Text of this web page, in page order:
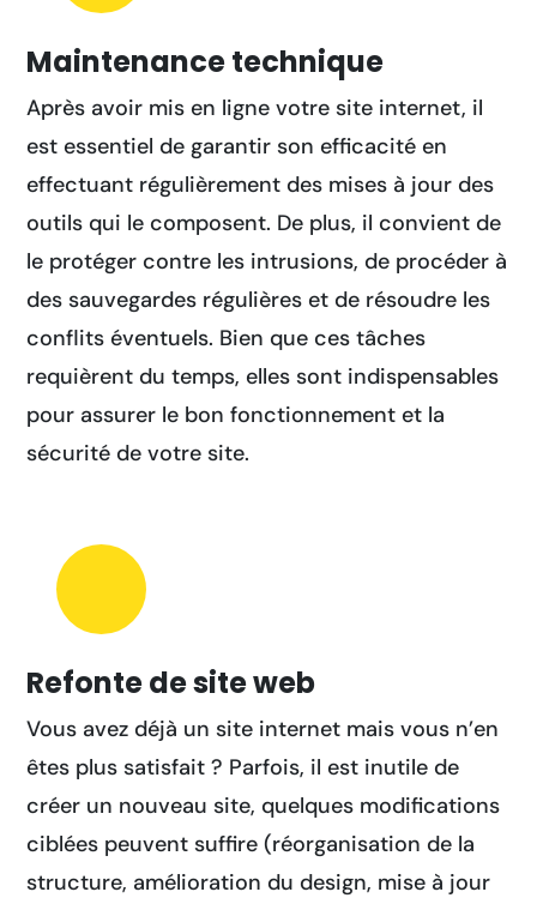
Maintenance technique
Après avoir mis en ligne votre site internet, il
est essentiel de garantir son efficacité en
effectuant régulièrement des mises à jour des
outils qui le composent. De plus, il convient de
le protéger contre les intrusions, de procéder à
des sauvegardes régulières et de résoudre les
conflits éventuels. Bien que ces tâches
requièrent du temps, elles sont indispensables
pour assurer le bon fonctionnement et la
sécurité de votre site.
Refonte de site web
Vous avez déjà un site internet mais vous n’en
êtes plus satisfait ? Parfois, il est inutile de
créer un nouveau site, quelques modifications
ciblées peuvent suffire (réorganisation de la
structure, amélioration du design, mise à jour